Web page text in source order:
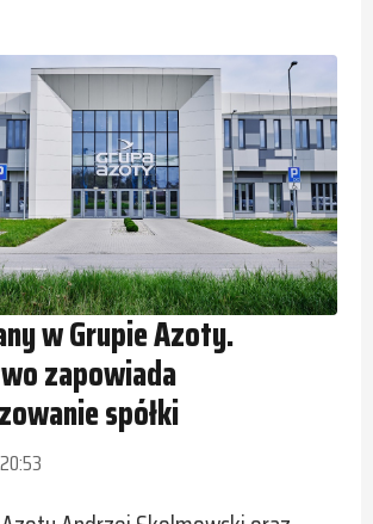
w Grupie Azoty.
zapowiada
spółki